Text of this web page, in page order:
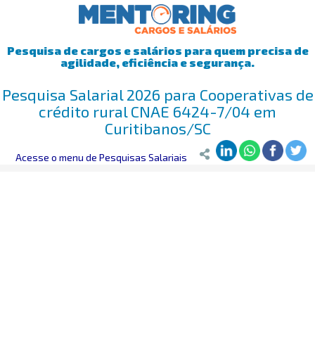
Pesquisa de cargos e salários para quem precisa de
agilidade, eficiência e segurança.
Pesquisa Salarial 2026 para Cooperativas de
crédito rural CNAE 6424-7/04 em
Curitibanos/SC
Mentoring>Pesquisa Salarial>Curitibanos/SC>Cooperativas de
Acesse o menu de Pesquisas Salariais